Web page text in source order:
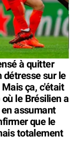
à quitter
détresse sur le
ça, c'était
le Brésilien a
assumant
que le
totalement